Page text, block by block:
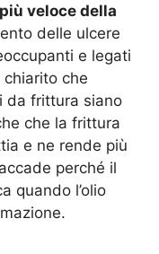
veloce della
delle ulcere
e legati
che
da frittura siano
che la frittura
e ne rende più
perché il
quando l’olio